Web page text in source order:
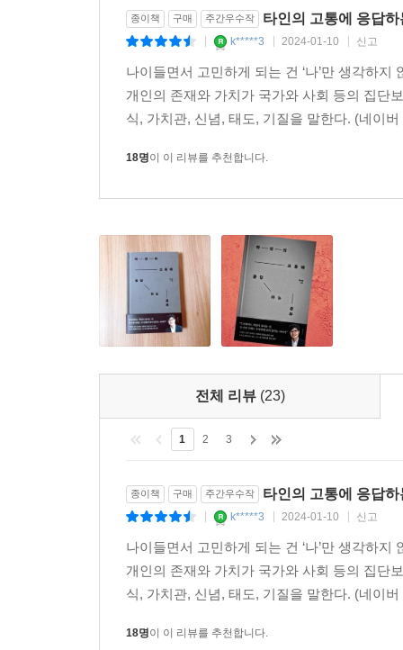
--- 「이것은 저의 싸움입니다」 중에서
어떤 이들은 자신이 살아온 고된 역사와 몸 깊숙
합리성과 억지를 구분하는 ‘합리적인’ 기준은 무
“선한 의도가 선한 결과를 낳지 않는다. 세상은
푸는 대신, 큰 칼을 휘둘러 자르는 것은 칼
악화시킨다.”(161쪽)
고유한 역사를 지닌 한 사람, 한 사람
책에서 김승섭은 2018년 미투 운동을 촉발한
감독을 만난다. 1~3장에서 대담을 나누는 데이비
당사자들이기도 하다. 이들이 일관되게 말하는
점이다. 서지현 검사는 “피해자야말로 행복해져
그 점에서 헬렌 켈러의 이야기를 주목할 만하
김승섭은 헬렌 켈러가 이룬 성과뿐 아니라, 한계
영웅보다, 오류와 모순을 품고 당대를 살아낸 한
판단하는 일이 정의의 이름으로 행해지는 시대에
“모든 참사나 재난에서도 각 인간은 고유하거든
어떤 공통의 사건을 겪었다는 이유로, 그들을 하
학자로서 내놓을 수 있는 가장 나은 무기
종이책 구매 주간우수작 타인의 고통에 응답하
k*****3 2024-01-10 신고
나이들면서 고민하게 되는 건 ‘나’만 생각하
개인의 존재와 가치가 국가와 사회 등의 집단
식, 가치관, 신념, 태도, 기질을 말한다. (네이
18명이 이 리뷰를 추천합니다.
전체 리뷰 (23)
1 2 3
종이책 구매 주간우수작 타인의 고통에 응답하
k*****3 2024-01-10 신고
나이들면서 고민하게 되는 건 ‘나’만 생각하
개인의 존재와 가치가 국가와 사회 등의 집단
식, 가치관, 신념, 태도, 기질을 말한다. (네이
18명이 이 리뷰를 추천합니다.